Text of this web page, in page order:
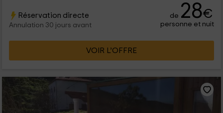
profiter d'espaces tels que la grande piscine avec une vue
unique sur le paysage de l'île.
Réservation directe
Annulation 30 jours avant
de 28€
personne et nuit
VOIR L’OFFRE